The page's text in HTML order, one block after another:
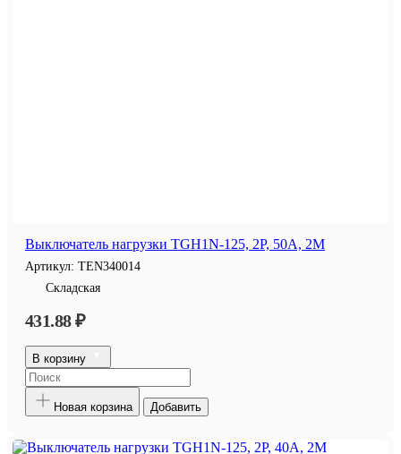
Выключатель нагрузки TGH1N-125, 2P, 50A, 2M
Артикул: TEN340014
Складская
431.88 ₽
В корзину
Новая корзина Добавить